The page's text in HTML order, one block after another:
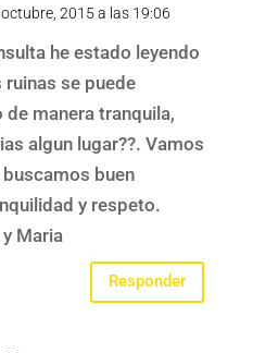
2015 a las 19:06
he estado leyendo
ruinas se puede
manera tranquila,
algun lugar??. Vamos
buen
y respeto.
Maria
Responder